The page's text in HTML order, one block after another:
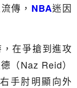
傳， NBA迷因
在爭搶到進攻
（Naz Reid）
手肘明顯向外